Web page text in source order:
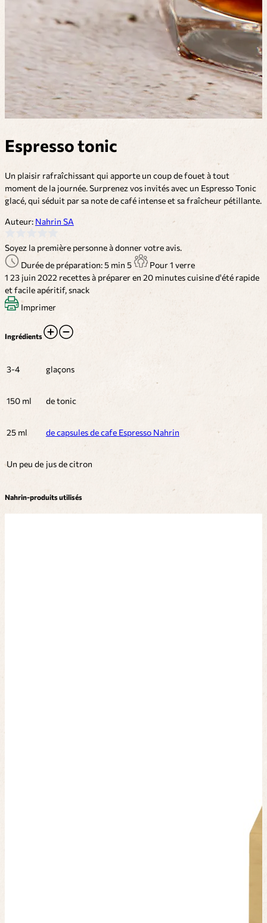
Espresso tonic
Un plaisir rafraîchissant qui apporte un coup de fouet à tout
moment de la journée. Surprenez vos invités avec un Espresso Tonic
glacé, qui séduit par sa note de café intense et sa fraîcheur pétillante.
Auteur: Nahrin SA
Soyez la première personne à donner votre avis.
Durée de préparation: 5 min 5
Pour 1 verre
1 23 juin 2022 recettes à préparer en 20 minutescuisine d'été rapide
et facileapéritif, snack
Imprimer
Ingrédients
3-4 glaçons
150 ml de tonic
25 ml de capsules de cafe Espresso Nahrin
Un peu de jus de citron
Nahrin-produits utilisés